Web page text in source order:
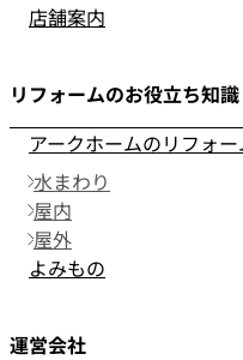
店舗案内
リフォームのお役立ち知識
アークホームのリフォー
水まわり
屋内
屋外
よみもの
運営会社